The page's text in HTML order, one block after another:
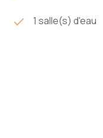
1 salle(s) d'eau
cuisine